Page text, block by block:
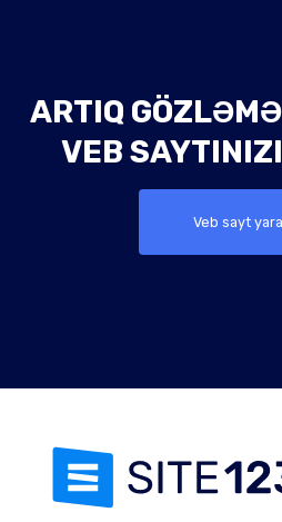
ARTIQ
VEB
Veb sayt